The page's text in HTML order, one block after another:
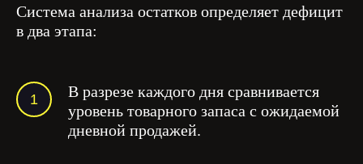
Система анализа остатков определяет дефицит
в два этапа:
В разрезе каждого дня сравнивается
уровень товарного запаса с ожидаемой
дневной продажей.